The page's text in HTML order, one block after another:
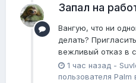
Запал на
Вангую, что ни
делать?
вежливый отказ в
1 час назад -
пользователя Palm